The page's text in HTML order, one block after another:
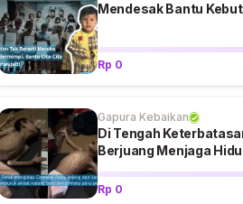
Mendesak Bantu
Rp 0
Gapura Kebaikan
Di Tengah
Berjuang Menjaga
Rp 0